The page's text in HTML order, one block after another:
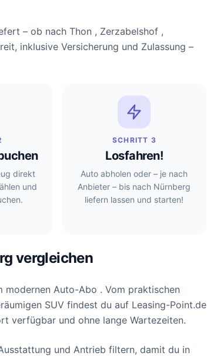
– ob nach Thon , Zerzabelshof ,
inklusive Versicherung und Zulassung –
direkt
und
SCHRITT 3
Losfahren!
Auto abholen oder – je nach
Anbieter – bis nach Nürnberg
liefern lassen und starten!
vergleichen
modernen Auto-Abo . Vom praktischen
SUV findest du auf Leasing-Point.de
verfügbar und ohne lange Wartezeiten.
und Antrieb filtern, damit du in